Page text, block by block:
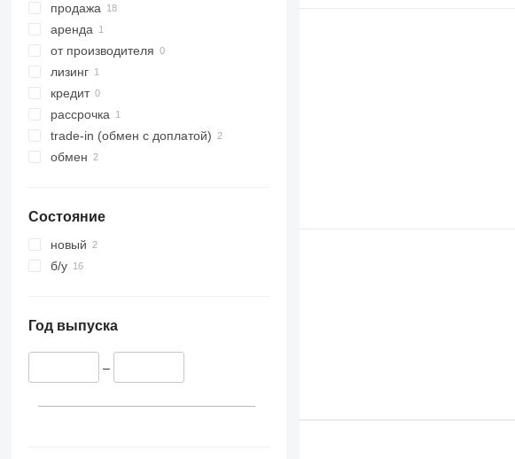
продажа
аренда
от производителя
лизинг
кредит
рассрочка
trade-in (обмен с доплатой)
обмен
Состояние
новый
б/у
Год выпуска
–